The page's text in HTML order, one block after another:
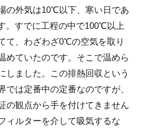
の外気は10℃以下、寒い日であ
。すでに工程の中で100℃以上
て、わざわざ0℃の空気を取り
めていたのです。そこで温めら
しました。この排熱回収という
は定番中の定番なのですが、
の観点から手を付けてきません
ィルターを介して吸気するな